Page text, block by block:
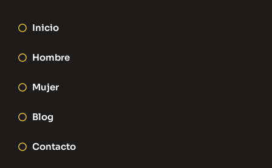
Inicio
Hombre
Mujer
Blog
Contacto